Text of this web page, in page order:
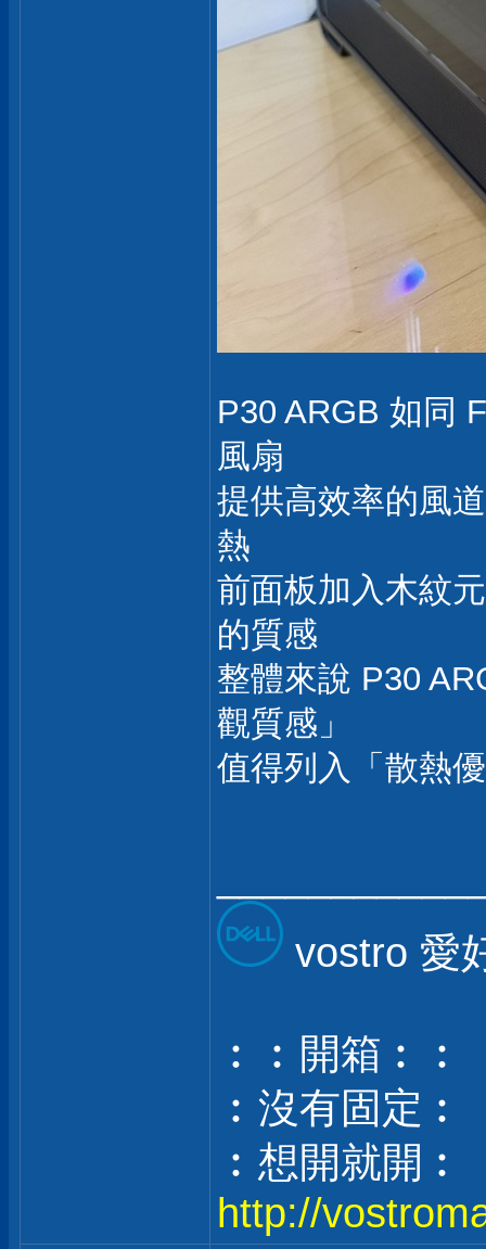
P30 ARGB 如同
風扇
提供高效率的風
熱
前面板加入木紋
的質感
整體來說 P30
觀質感」
值得列入「散熱
vostro 愛
︰︰開箱︰︰
︰沒有固定︰
︰想開就開︰
http://